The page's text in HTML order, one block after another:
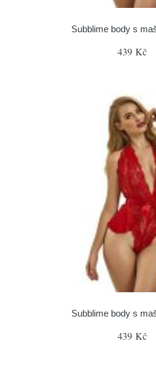
Subblime body s
439 Kč
Subblime body s
439 Kč